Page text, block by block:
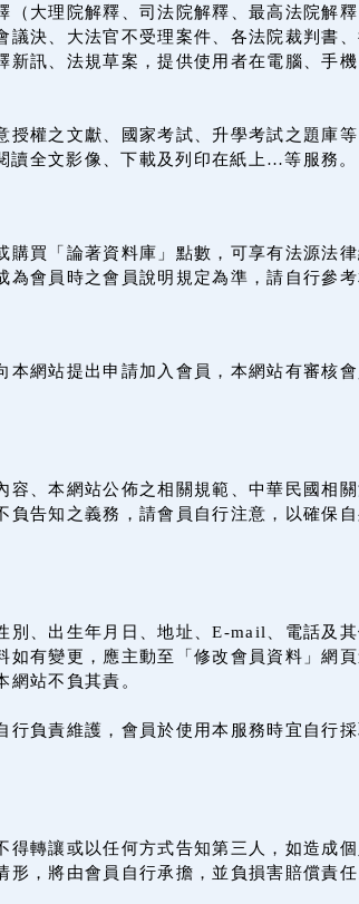
大理院解釋、司法院解釋、最高法院解
議決、大法官不受理案件、各法院裁判書
訊、法規草案，提供使用者在電腦、手
權之文獻、國家考試、升學考試之題庫等
全文影像、下載及列印在紙上…等服務。
購買「論著資料庫」點數，可享有法源法
會員時之會員說明規定為準，請自行參考
本網站提出申請加入會員，本網站有審核
容、本網站公佈之相關規範、中華民國相
告知之義務，請會員自行注意，以確保自
、出生年月日、地址、E-mail、電話及其
如有變更，應主動至「修改會員資料」網
站不負其責。
行負責維護，會員於使用本服務時宜自行
得轉讓或以任何方式告知第三人，如造成
，將由會員自行承擔，並負損害賠償責任